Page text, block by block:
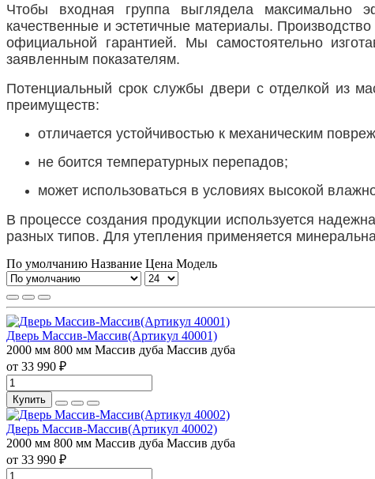
Чтобы входная группа выглядела максимально
качественные и эстетичные материалы.
официальной гарантией. Мы самостоятельно
заявленным показателям.
Потенциальный срок службы двери с отделкой из
преимуществ:
отличается устойчивостью к механическим
не боится температурных перепадов;
может использоваться в условиях высокой
В процессе создания продукции используется
разных типов. Для утепления применяется
По умолчанию Название Цена Модель
Дверь Массив-Массив(Артикул 40001)
2000 мм 800 мм Массив дуба Массив дуба
от 33 990 ₽
Купить
Дверь Массив-Массив(Артикул 40002)
2000 мм 800 мм Массив дуба Массив дуба
от 33 990 ₽